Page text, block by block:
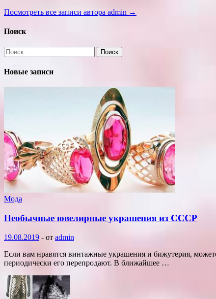
Посмотреть все записи автора admin →
Поиск
Найти:
Новые записи
Мода
Необычные ювелирные украшения из СССР
19.08.2019 - от admin
Если вам нравятся винтажные украшения и бижутерия,
периодически его перепродают. В ближайшее …